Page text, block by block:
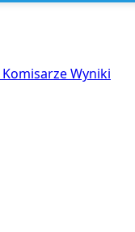
KomisarzeWyniki